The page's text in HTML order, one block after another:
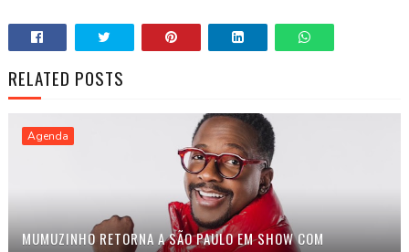
RELATED POSTS
Agenda
MUMUZINHO RETORNA A SÃO PAULO EM SHOW COM